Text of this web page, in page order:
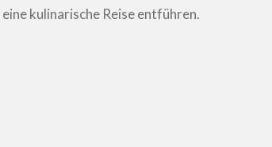
kulinarische Reise entführen.